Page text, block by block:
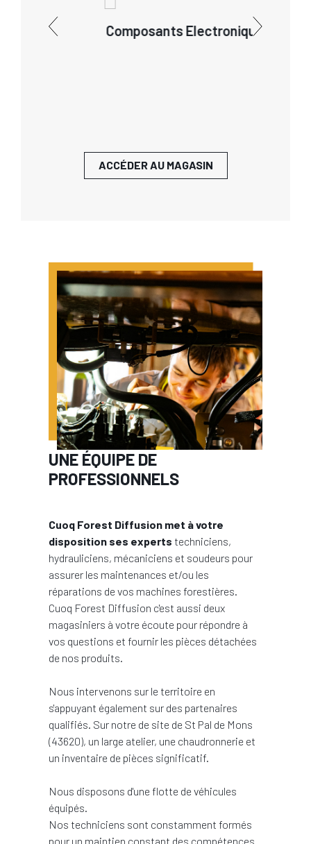
Composants Electroniques
ACCÉDER AU MAGASIN
UNE ÉQUIPE DE
PROFESSIONNELS
Cuoq Forest Diffusion met à votre
disposition ses experts techniciens,
hydrauliciens, mécaniciens et soudeurs pour
assurer les maintenances et/ou les
réparations de vos machines forestières.
Cuoq Forest Diffusion c'est aussi deux
magasiniers à votre écoute pour répondre à
vos questions et fournir les pièces détachées
de nos produits.
Nous intervenons sur le territoire en
s'appuyant également sur des partenaires
qualifiés. Sur notre de site de St Pal de Mons
(43620), un large atelier, une chaudronnerie et
un inventaire de pièces significatif.
Nous disposons d'une flotte de véhicules
équipés.
Nos techniciens sont constamment formés
pour un maintien constant des compétences.